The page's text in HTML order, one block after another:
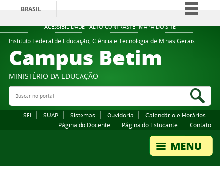
ACESSIBILIDADE ALTO CONTRASTE MAPA DO SITE
BRASIL
Simplifique!
Comunica BR
Participe
Legislação
Instituto Federal de Educação, Ciência e Tecnologia de Minas Gerais
Campus Betim
MINISTÉRIO DA EDUCAÇÃO
Buscar no portal
SEI SUAP Sistemas Ouvidoria
Calendário e Horários
Página do Docente
Página do Estudante Contato